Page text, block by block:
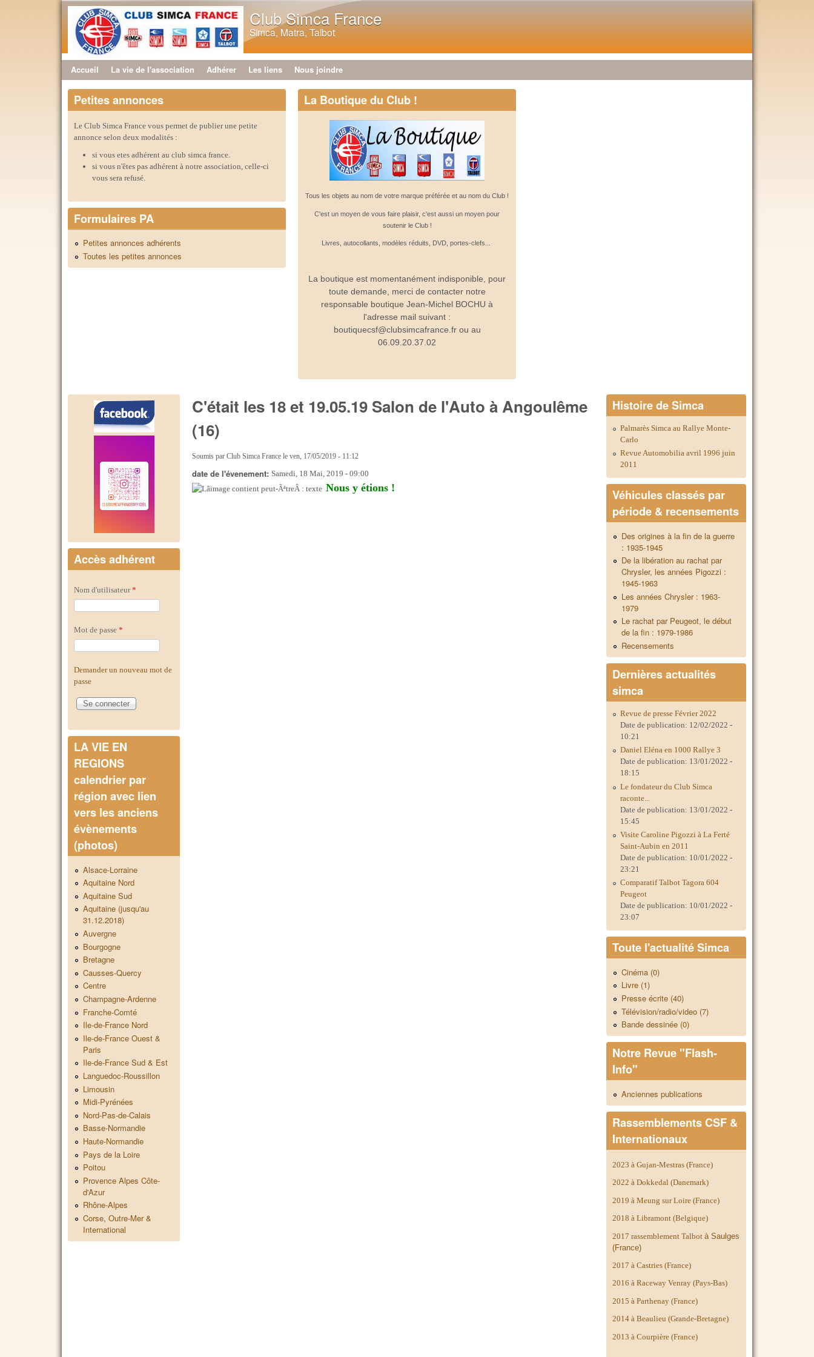
Club Simca France
Simca, Matra, Talbot
Menu principal
Accueil La vie de l'association Adhérer Les liens Nous joindre
Petites annonces
Le Club Simca France vous permet de publier une petite
annonce selon deux modalités :
si vous etes adhérent au club simca france.
si vous n'êtes pas adhérent à notre association, celle-ci
vous sera refusé.
Formulaires PA
Petites annonces adhérents
Toutes les petites annonces
La Boutique du Club !
Tous les objets au nom de votre marque préférée et au nom du Club !
C'est un moyen de vous faire plaisir, c'est aussi un moyen pour
soutenir le Club !
Livres, autocollants, modèles réduits, DVD, portes-clefs...
La boutique est momentanément indisponible, pour
toute demande, merci de contacter notre
responsable boutique Jean-Michel BOCHU à
l'adresse mail suivant :
boutiquecsf@clubsimcafrance.fr ou au
06.09.20.37.02
C'était les 18 et 19.05.19 Salon de l'Auto à Angoulême
(16)
Soumis parClub Simca France leven, 17/05/2019 - 11:12
date de l'évenement: Samedi, 18 Mai, 2019 - 09:00
Nous y étions !
Accès adhérent
Nom d'utilisateur*
Mot de passe *
Demander un nouveau mot de
passe
LA VIE EN
REGIONS
calendrier par
région avec lien
vers les anciens
évènements
(photos)
Alsace-Lorraine
Aquitaine Nord
Aquitaine Sud
Aquitaine (jusqu'au
31.12.2018)
Auvergne
Bourgogne
Bretagne
Causses-Quercy
Centre
Champagne-Ardenne
Franche-Comté
Ile-de-France Nord
Ile-de-France Ouest &
Paris
Ile-de-France Sud & Est
Languedoc-Roussillon
Limousin
Midi-Pyrénées
Nord-Pas-de-Calais
Basse-Normandie
Haute-Normandie
Pays de la Loire
Poitou
Provence Alpes Côte-
d'Azur
Rhône-Alpes
Corse, Outre-Mer &
International
Histoire de Simca
Palmarès Simca au Rallye Monte-
Carlo
Revue Automobilia avril 1996 juin
2011
Véhicules classés par
période & recensements
Des origines à la fin de la guerre
: 1935-1945
De la libération au rachat par
Chrysler, les années Pigozzi :
1945-1963
Les années Chrysler : 1963-
1979
Le rachat par Peugeot, le début
de la fin : 1979-1986
Recensements
Dernières actualités
simca
Revue de presse Février 2022
Date de publication: 12/02/2022 -
10:21
Daniel Eléna en 1000 Rallye 3
Date de publication: 13/01/2022 -
18:15
Le fondateur du Club Simca
raconte...
Date de publication: 13/01/2022 -
15:45
Visite Caroline Pigozzi à La Ferté
Saint-Aubin en 2011
Date de publication: 10/01/2022 -
23:21
Comparatif Talbot Tagora 604
Peugeot
Date de publication: 10/01/2022 -
23:07
Toute l'actualité Simca
Cinéma (0)
Livre (1)
Presse écrite (40)
Télévision/radio/video (7)
Bande dessinée (0)
Notre Revue "Flash-
Info"
Anciennes publications
Rassemblements CSF &
Internationaux
2023 à Gujan-Mestras (France)
2022 à Dokkedal (Danemark)
2019 à Meung sur Loire (France)
2018 à Libramont (Belgique)
2017 rassemblement Talbotà Saulges
(France)
2017 à Castries (France)
2016 à Raceway Venray (Pays-Bas)
2015 à Parthenay (France)
2014 àBeaulieu (Grande-Bretagne)
2013 à Courpière (France)